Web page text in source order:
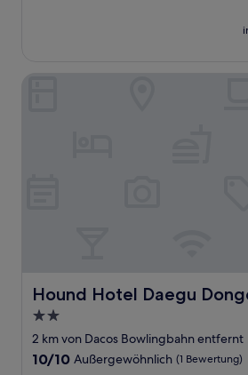
Bewertungen)
Hound Hotel Daegu
Hound Hotel Daegu Dongdaegu
2.0-
Sterne-
Unterkunft
2 km von Dacos Bowlingbahn entfernt
10.0
10/10 Außergewöhnlich (1 Bewertung)